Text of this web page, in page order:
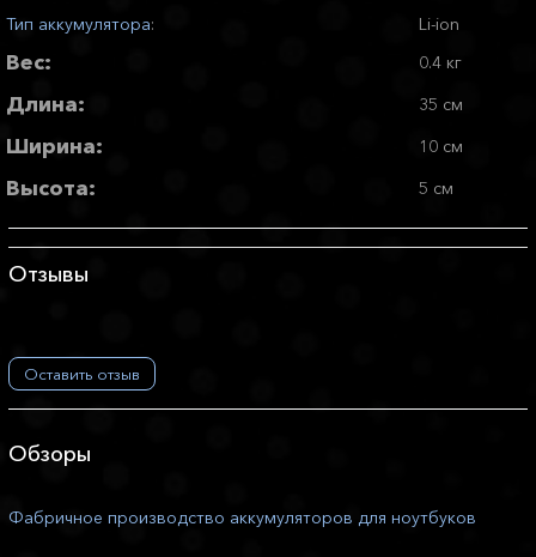
Тип аккумулятора: Li-ion
Вес: 0.4 кг
Длина: 35 см
Ширина: 10 см
Высота: 5 см
Отзывы
Оставить отзыв
Обзоры
Фабричное производство аккумуляторов для ноутбуков